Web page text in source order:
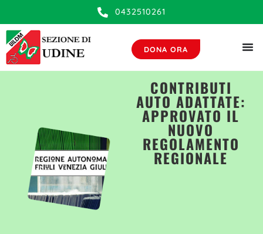
0432510261
DONA ORA
CONTRIBUTI
AUTO ADATTATE:
APPROVATO IL
NUOVO
REGOLAMENTO
REGIONALE